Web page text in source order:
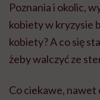
Poznania i okolic,
kobiety w kryzysie
kobiety? A co się
żeby walczyć ze
Co ciekawe, nawet